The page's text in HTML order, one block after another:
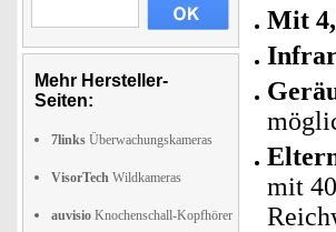
Mehr Hersteller-
Seiten:
7links Überwachungskameras
VisorTech Wildkameras
auvisio Knochenschall-Kopfhörer
Mit
mit